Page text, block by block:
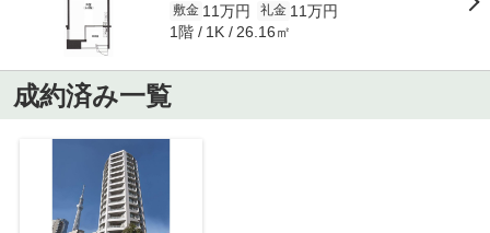
敷金 11万円 礼金 11万円
1階 1K 26.16㎡
成約済み一覧